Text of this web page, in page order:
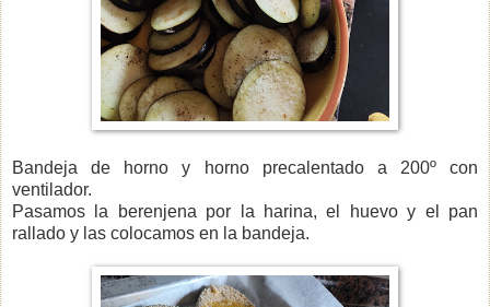
Bandeja de horno y horno precalentado a 200º con
ventilador.
Pasamos la berenjena por la harina, el huevo y el pan
rallado y las colocamos en la bandeja.